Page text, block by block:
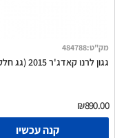
מק"ט:
484788
גגון לרנו קאדג'ר 2015 (גג חלק)
₪890.00
קנה עכשיו